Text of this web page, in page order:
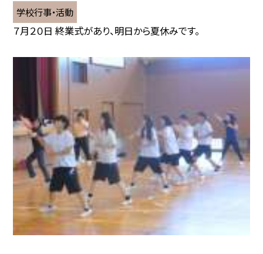
学校行事・活動
７月２０日 終業式があり、明日から夏休みです。